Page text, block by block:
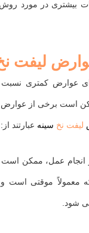
بیشتری در مورد روش
لیفت
عوارض کمتری
است برخی از عوارض
لیفت نخ سینه عبارتند از:
انجام عمل، ممکن است
موقتی است و
شود.